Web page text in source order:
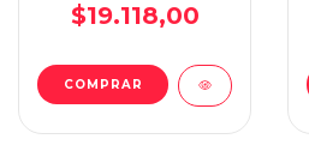
$19.118,00
COMPRAR